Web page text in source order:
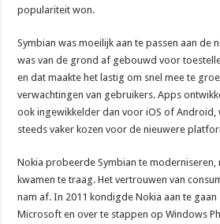
populariteit won.
Symbian was moeilijk aan te passen aan de
was van de grond af gebouwd voor
en dat maakte het lastig om snel mee te
verwachtingen van gebruikers. Apps
ook ingewikkelder dan voor iOS of
steeds vaker kozen voor de nieuwere
Nokia probeerde Symbian te moderniseren,
kwamen te traag. Het vertrouwen van
nam af. In 2011 kondigde Nokia aan te
Microsoft en over te stappen op Windows